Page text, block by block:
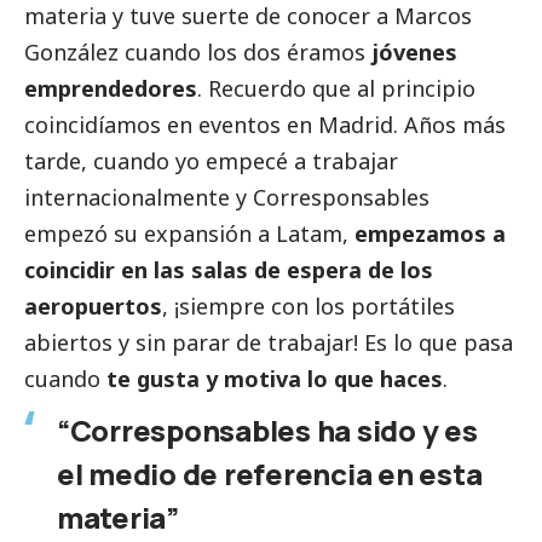
materia y tuve suerte de conocer a Marcos
González cuando los dos éramos jóvenes
emprendedores. Recuerdo que al principio
coincidíamos en eventos en Madrid. Años más
tarde, cuando yo empecé a trabajar
internacionalmente y Corresponsables
empezó su expansión a Latam, empezamos a
coincidir en las salas de espera de los
aeropuertos, ¡siempre con los portátiles
abiertos y sin parar de trabajar! Es lo que pasa
cuando te gusta y motiva lo que haces.
“Corresponsables ha sido y es
el medio de referencia en esta
materia”